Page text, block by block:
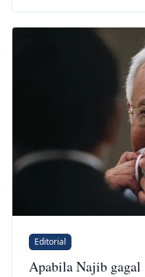
Editorial
Apabila Najib gagal